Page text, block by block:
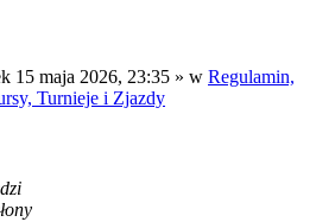
15 maja 2026, 23:35 » w Regulamin,
Turnieje i Zjazdy